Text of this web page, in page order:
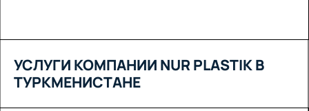
УСЛУГИ КОМПАНИИ NUR PLASTIK В
ТУРКМЕНИСТАНЕ